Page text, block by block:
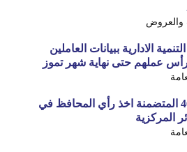
والعروض
الادارية ببيانات العاملين
رأس عملهم حتى نهاية شهر تموز
بخصوص احكام المادة 46 المتضمنة اخذ رأي المحافظ في
المركزية